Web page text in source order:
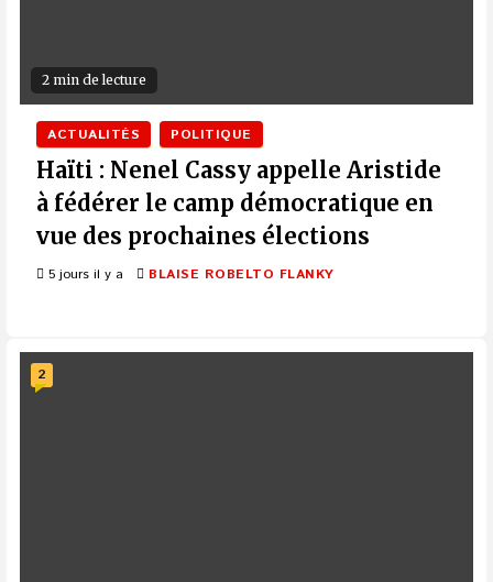
2 min de lecture
ACTUALITÉS POLITIQUE
Haïti : Nenel Cassy appelle Aristide
à fédérer le camp démocratique en
vue des prochaines élections
5 jours il y a BLAISE ROBELTO FLANKY
2